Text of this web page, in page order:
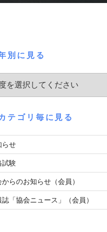
別に見る
テゴリ毎に見る
らせ
試験
らのお知らせ（会員）
誌「協会ニュース」（会員）